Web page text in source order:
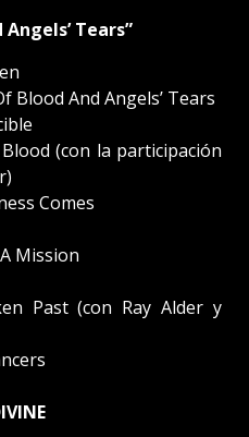
Tears”
Blood And Angels’ Tears
(con la participación
Comes
Mission
Past (con Ray Alder y